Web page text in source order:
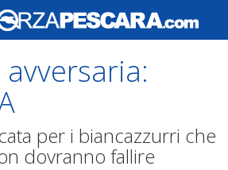
per i biancazzurri che
dovranno fallire